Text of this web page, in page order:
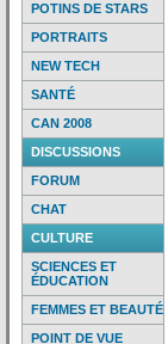
POTINS DE STARS
PORTRAITS
NEW TECH
SANTÉ
CAN 2008
DISCUSSIONS
FORUM
CHAT
CULTURE
SCIENCES ET
ÉDUCATION
FEMMES ET BEAUTÉ
POINT DE VUE